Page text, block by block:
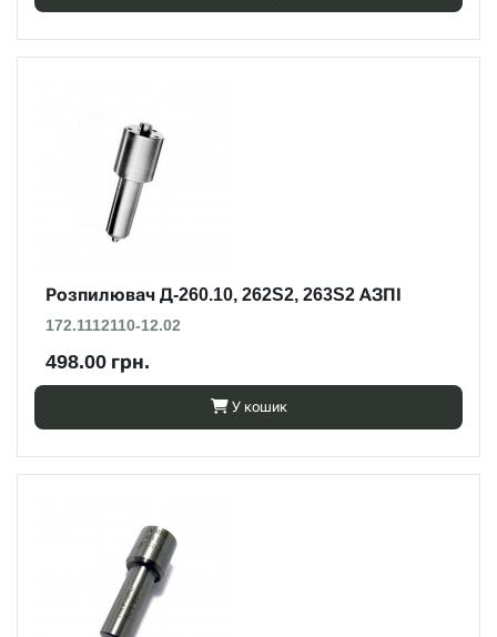
Розпилювач Д-260.10, 262S2, 263S2 АЗПІ
172.1112110-12.02
498.00 грн.
У кошик